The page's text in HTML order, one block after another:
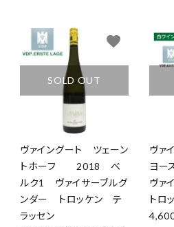
SOLD OUT
ヴァイングート ツェーン
トホーフ 2018 ベ
ルク1 ヴァイサーブルグ
ンダー トロッケン テ
ラッセン
favorite
ヴァ
ヨ
ヴァ
トロ